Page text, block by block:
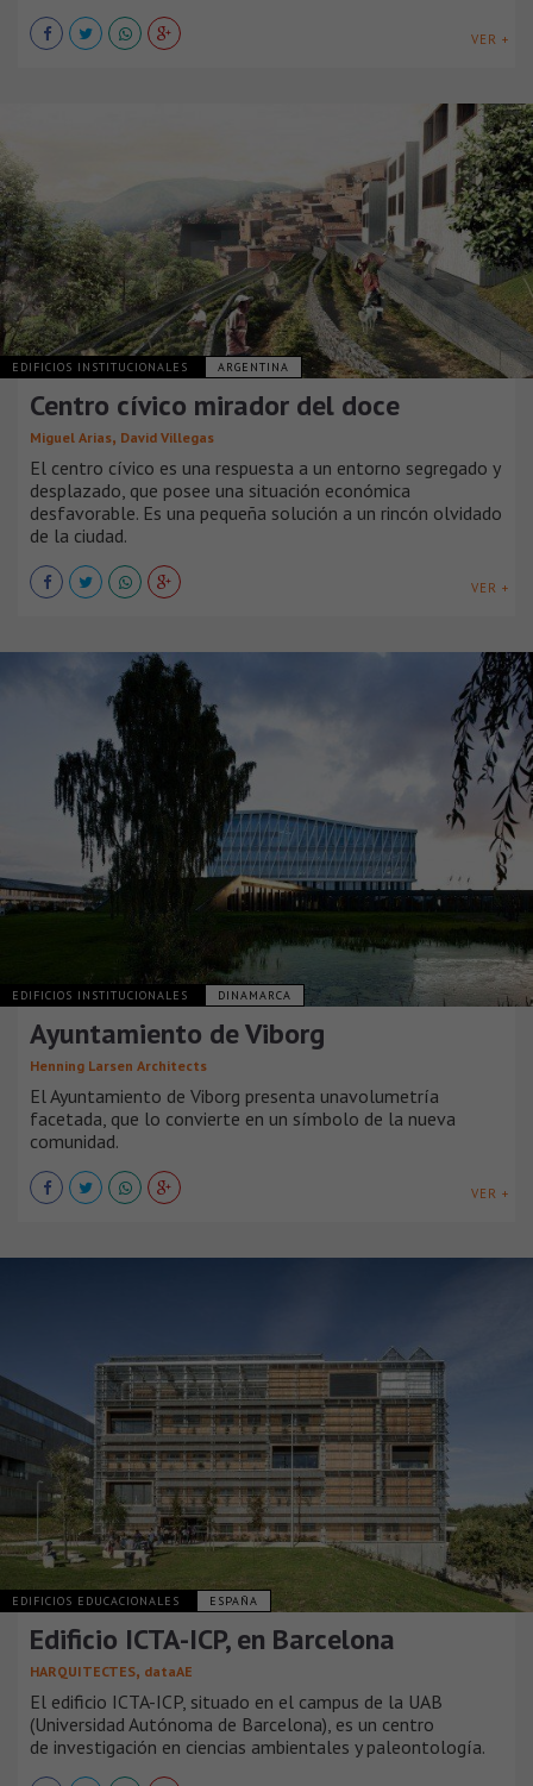
VER +
EDIFICIOS INSTITUCIONALES ARGENTINA
Centro cívico mirador del doce
Miguel Arias, David Villegas
El centro cívico es una respuesta a un entorno segregado y
desplazado, que posee una situación económica
desfavorable. Es una pequeña solución a un rincón olvidado
de la ciudad.
VER +
EDIFICIOS INSTITUCIONALES DINAMARCA
Ayuntamiento de Viborg
Henning Larsen Architects
El Ayuntamiento de Viborg presenta unavolumetría
facetada, que lo convierte en un símbolo de la nueva
comunidad.
VER +
EDIFICIOS EDUCACIONALES ESPAÑA
Edificio ICTA-ICP, en Barcelona
HARQUITECTES, dataAE
El edificio ICTA-ICP, situado en el campus de la UAB
(Universidad Autónoma de Barcelona), es un centro
de investigación en ciencias ambientales y paleontología.